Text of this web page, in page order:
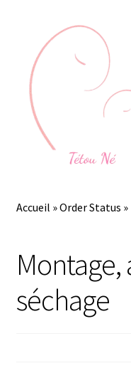
navigation
contenu
Devenez gardienne de
Mon espace Gardienne
Accueil »Order Status »
Montage,
séchage